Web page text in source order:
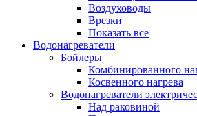
Воздуховоды
Врезки
Показать все
Водонагреватели
Бойлеры
Комбинированного
Косвенного нагрева
Водонагреватели
Над раковиной